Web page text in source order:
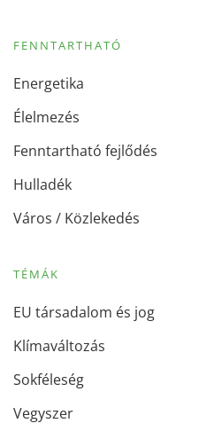
FENNTARTHATÓ
Energetika
Élelmezés
Fenntartható fejlődés
Hulladék
Város / Közlekedés
TÉMÁK
EU társadalom és jog
Klímaváltozás
Sokféleség
Vegyszer